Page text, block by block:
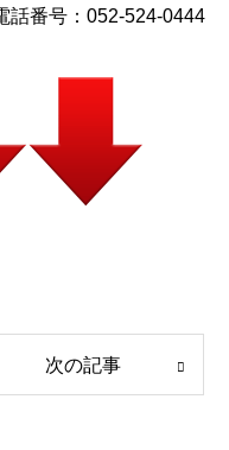
話番号：052-524-0444
次の記事